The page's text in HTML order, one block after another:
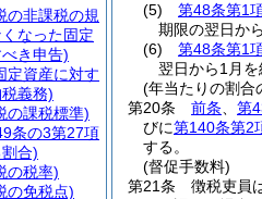
(5)
第48条第1
期限の翌日か
(6)
第48条第1
翌日から1月を
(年当たりの割合
第20条
前条 第
びに第140条第2
する。
(督促手数料)
第21条
徴税吏員
の非課税の規
なった固定
き申告)
定資産に対す
義務)
の課税標準)
条の3第27項
合)
の税率)
の免税点)